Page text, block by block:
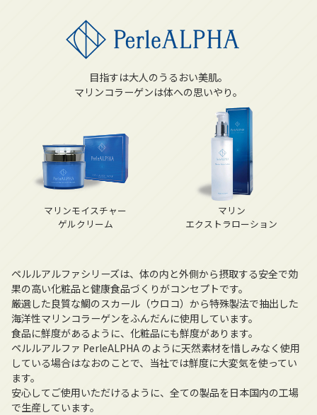
目指すは大人のうるおい美肌。
マリンコラーゲンは体への思いやり。
マリンモイスチャー
ゲルクリーム
マリン
エクストラローション
ペルルアルファシリーズは、体の内と外側から摂取する安全で効
果の高い化粧品と健康食品づくりがコンセプトです。
厳選した良質な鯛のスカール（ウロコ）から特殊製法で抽出した
海洋性マリンコラーゲンをふんだんに使用しています。
食品に鮮度があるように、化粧品にも鮮度があります。
ペルルアルファ PerleALPHA のように天然素材を惜しみなく使用
している場合はなおのことで、当社では鮮度に大変気を使ってい
ます。
安心してご使用いただけるように、全ての製品を日本国内の工場
で生産しています。